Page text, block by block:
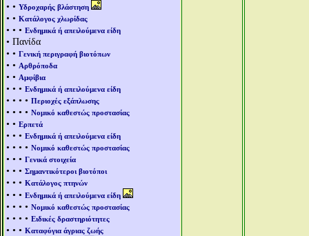
• • Υδροχαρής βλάστηση
• • Κατάλογος χλωρίδας
• • • Ενδημικά ή απειλούμενα είδη
• Πανίδα
• • Γενική περιγραφή βιοτόπων
• • Αρθρόποδα
• • Αμφίβια
• • • Ενδημικά ή απειλούμενα είδη
• • • • Περιοχές εξάπλωσης
• • • • Νομικό καθεστώς προστασίας
• • Ερπετά
• • • Ενδημικά ή απειλούμενα είδη
• • • • Νομικό καθεστώς προστασίας
• • • Γενικά στοιχεία
• • • Σημαντικότεροι βιοτόποι
• • • Κατάλογος πτηνών
• • • Ενδημικά ή απειλούμενα είδη
• • • • Νομικό καθεστώς προστασίας
• • • • Ειδικές δραστηριότητες
• • • Καταφύγια άγριας ζωής